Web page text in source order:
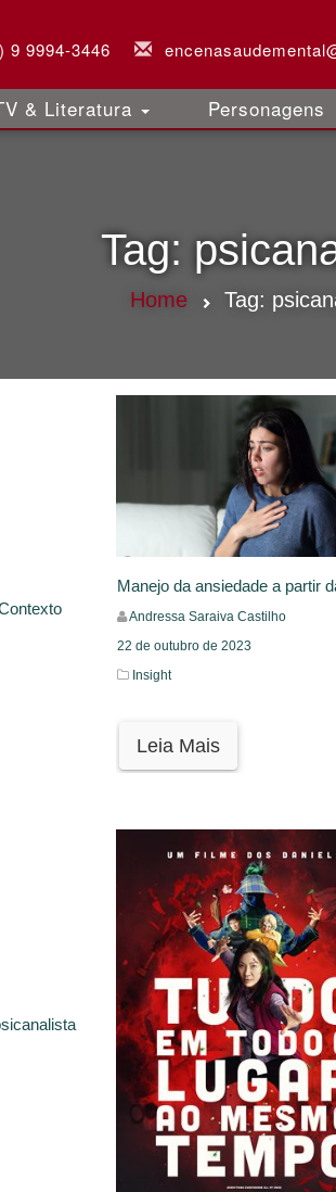
9 9994-3446
& Literatura Personagens
Tag:
Home Tag:
Manejo da ansiedade a partir
Andressa Saraiva Castilho
22 de outubro de 2023
Insight
Leia Mais